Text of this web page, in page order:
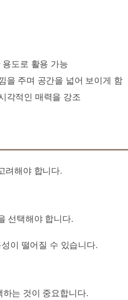
도로 활용 가능
을 주며 공간을 넓어 보이게 함
각적인 매력을 강조
려해야 합니다.
선택해야 합니다.
이 떨어질 수 있습니다.
는 것이 중요합니다.